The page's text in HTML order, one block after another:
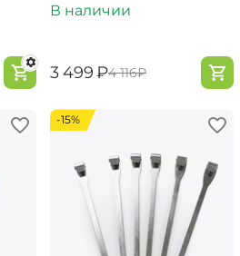
В наличии
‍3 499‍₽‍4 116‍₽
-15%